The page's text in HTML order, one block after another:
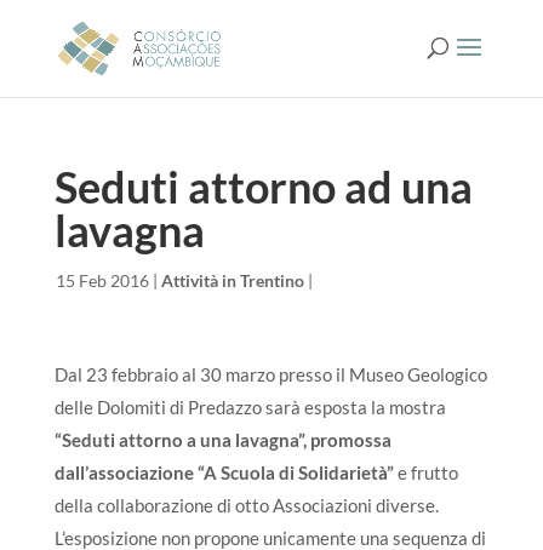
Seduti attorno ad una
lavagna
15 Feb 2016| Attività in Trentino|
Dal 23 febbraio al 30 marzo presso il Museo Geologico
delle Dolomiti di Predazzo sarà esposta la mostra
“Seduti attorno a una lavagna”, promossa
dall’associazione “A Scuola di Solidarietà”e frutto
della collaborazione di otto Associazioni diverse.
L’esposizione non propone unicamente una sequenza di